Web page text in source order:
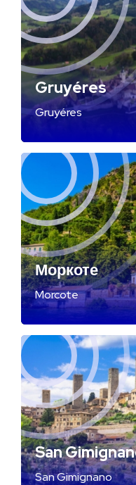
Gruyéres
Gruyéres
Моркоте
Morcote
San
San Gimignano